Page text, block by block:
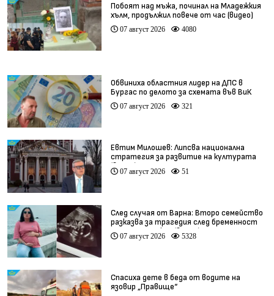
Побоят над мъжа, починал на Младежкия
хълм, продължил повече от час (видео)
07 август 2026 4080
Обвиниха областния лидер на ДПС в
Бургас по делото за схемата във ВиК
07 август 2026 321
Евтим Милошев: Липсва национална
стратегия за развитие на културата
(видео)
07 август 2026 51
След случая от Варна: Второ семейство
разказва за трагедия след бременност
при същия лекар (видео)
07 август 2026 5328
Спасиха дете в беда от водите на
язовир „Правище“